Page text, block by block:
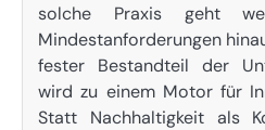
solche Praxis geht
Mindestanforderungen
fester Bestandteil der
wird zu einem Motor für
Statt Nachhaltigkeit als